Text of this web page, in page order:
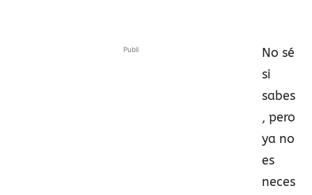
Publi
No sé
si
sabes
, pero
ya no
es
neces